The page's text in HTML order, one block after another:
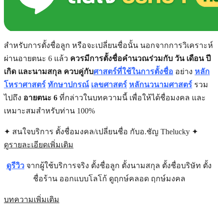
สำหรับการตั้งชื่อลูก หรือจะเปลี่ยนชื่อนั้น นอกจากการวิเคราะห์
ผ่านอายตนะ 6 แล้ว ควรมีการตั้งชื่อคำนวณร่วมกับ วัน เดือน ปี
เกิด และนามสกุล ควบคู่กับศาสตร์ที่ใช้ในการตั้งชื่อ อย่าง หลัก
โหราศาสตร์ ทักษาปกรณ์ เลขศาสตร์ หลักนวนามศาสตร์ รวม
ไปถึง อายตนะ 6 ที่กล่าวในบทความนี้ เพื่อให้ได้ชื่อมงคล และ
เหมาะสมสำหรับท่าน 100%
✦ สนใจบริการ ตั้งชื่อมงคล/เปลี่ยนชื่อ กับอ.ชัญ Thelucky ✦
ดูรายละเอียดเพิ่มเติม
ดูรีวิว จากผู้ใช้บริการจริง ตั้งชื่อลูก ตั้งนามสกุล ตั้งชื่อบริษัท ตั้ง
ชื่อร้าน ออกแบบโลโก้ ดูฤกษ์คลอด ฤกษ์มงคล
บทความเพิ่มเติม